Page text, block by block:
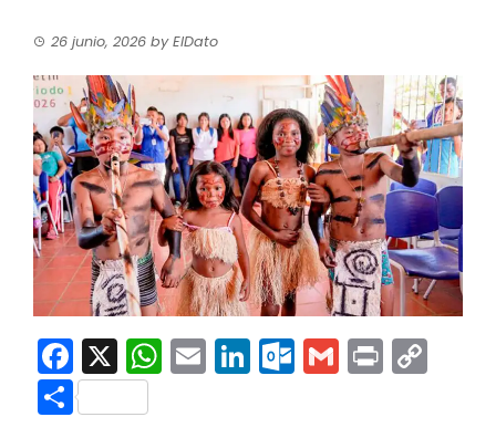
26 junio, 2026 byElDato
Facebook
X WhatsApp
EmailLinkedInGmail
Print
Compartir